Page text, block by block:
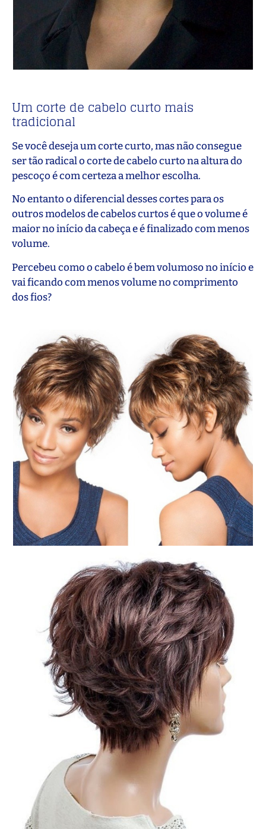
Um corte de cabelo curto mais
tradicional
Se você deseja um corte curto, mas não consegue
ser tão radical o corte de cabelo curto na altura do
pescoço é com certeza a melhor escolha.
No entanto o diferencial desses cortes para os
outros modelos de cabelos curtos é que o volume é
maior no início da cabeça e é finalizado com menos
volume.
Percebeu como o cabelo é bem volumoso no início e
vai ficando com menos volume no comprimento
dos fios?